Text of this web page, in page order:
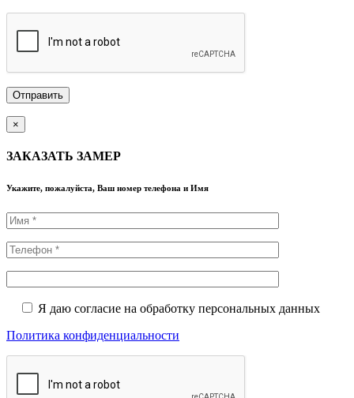
×
ЗАКАЗАТЬ ЗАМЕР
Укажите, пожалуйста, Ваш номер телефона и Имя
Я даю согласие на обработку персональных данных
Политика конфиденциальности